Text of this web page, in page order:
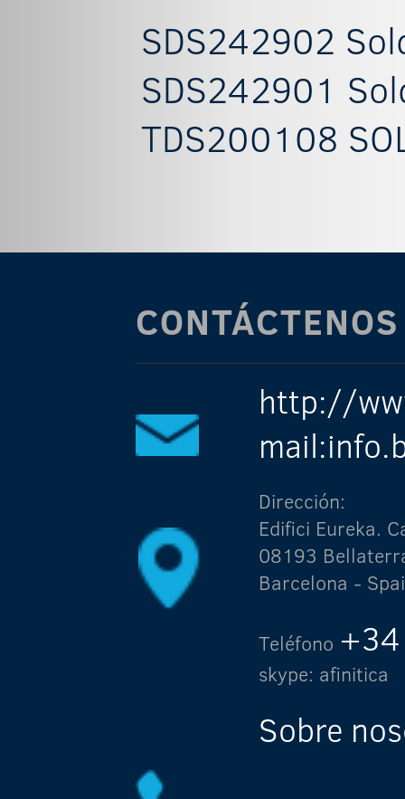
SDS242902
SDS242901
TDS200108
CONTÁCTENOS
http://
Dirección:
Edifici Eureka.
08193
Barcelona -
Teléfono
skype: afinitica
Sobre